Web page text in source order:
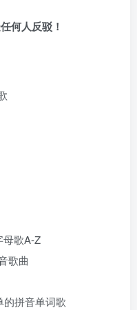
何人反驳！
母歌A-Z
歌曲
的拼音单词歌